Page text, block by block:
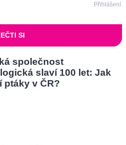
Přihlášení
SI